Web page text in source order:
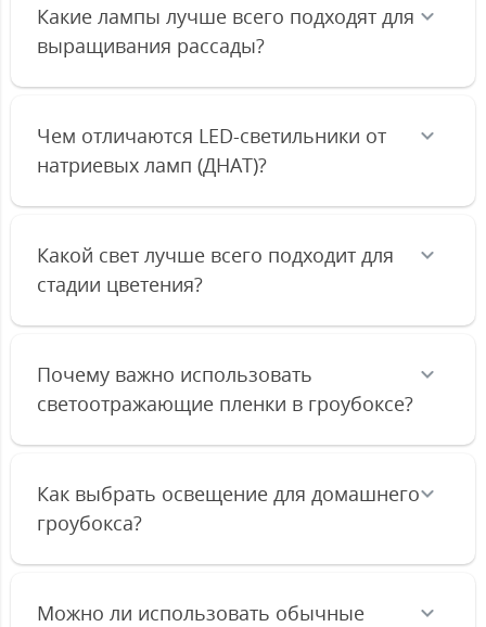
Какие лампы лучше всего подходят для
выращивания рассады?
Чем отличаются LED-светильники от
натриевых ламп (ДНАТ)?
Какой свет лучше всего подходит для
стадии цветения?
Почему важно использовать
светоотражающие пленки в гроубоксе?
Как выбрать освещение для домашнего
гроубокса?
Можно ли использовать обычные